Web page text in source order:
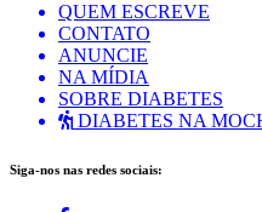
QUEM ESCREVE
CONTATO
ANUNCIE
NA MÍDIA
SOBRE DIABETES
DIABETES NA
Siga-nos nas redes sociais: